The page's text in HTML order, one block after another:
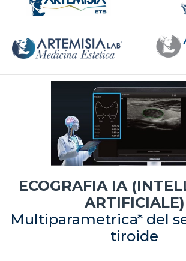
ECOGRAFIA IA
ARTIFICIALE)
Multiparametrica* del
tiroide